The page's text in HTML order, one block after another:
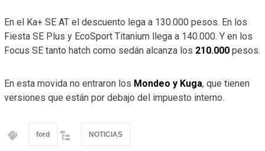
En el Ka+ SE AT el descuento lega a 130.000 pesos. En los
Fiesta SE Plus y EcoSport Titanium llega a 140.000. Y en los
Focus SE tanto hatch como sedán alcanza los 210.000pesos.
En esta movida no entraron los Mondeo y Kuga, que tienen
versiones que están por debajo del impuesto interno.
ford NOTICIAS